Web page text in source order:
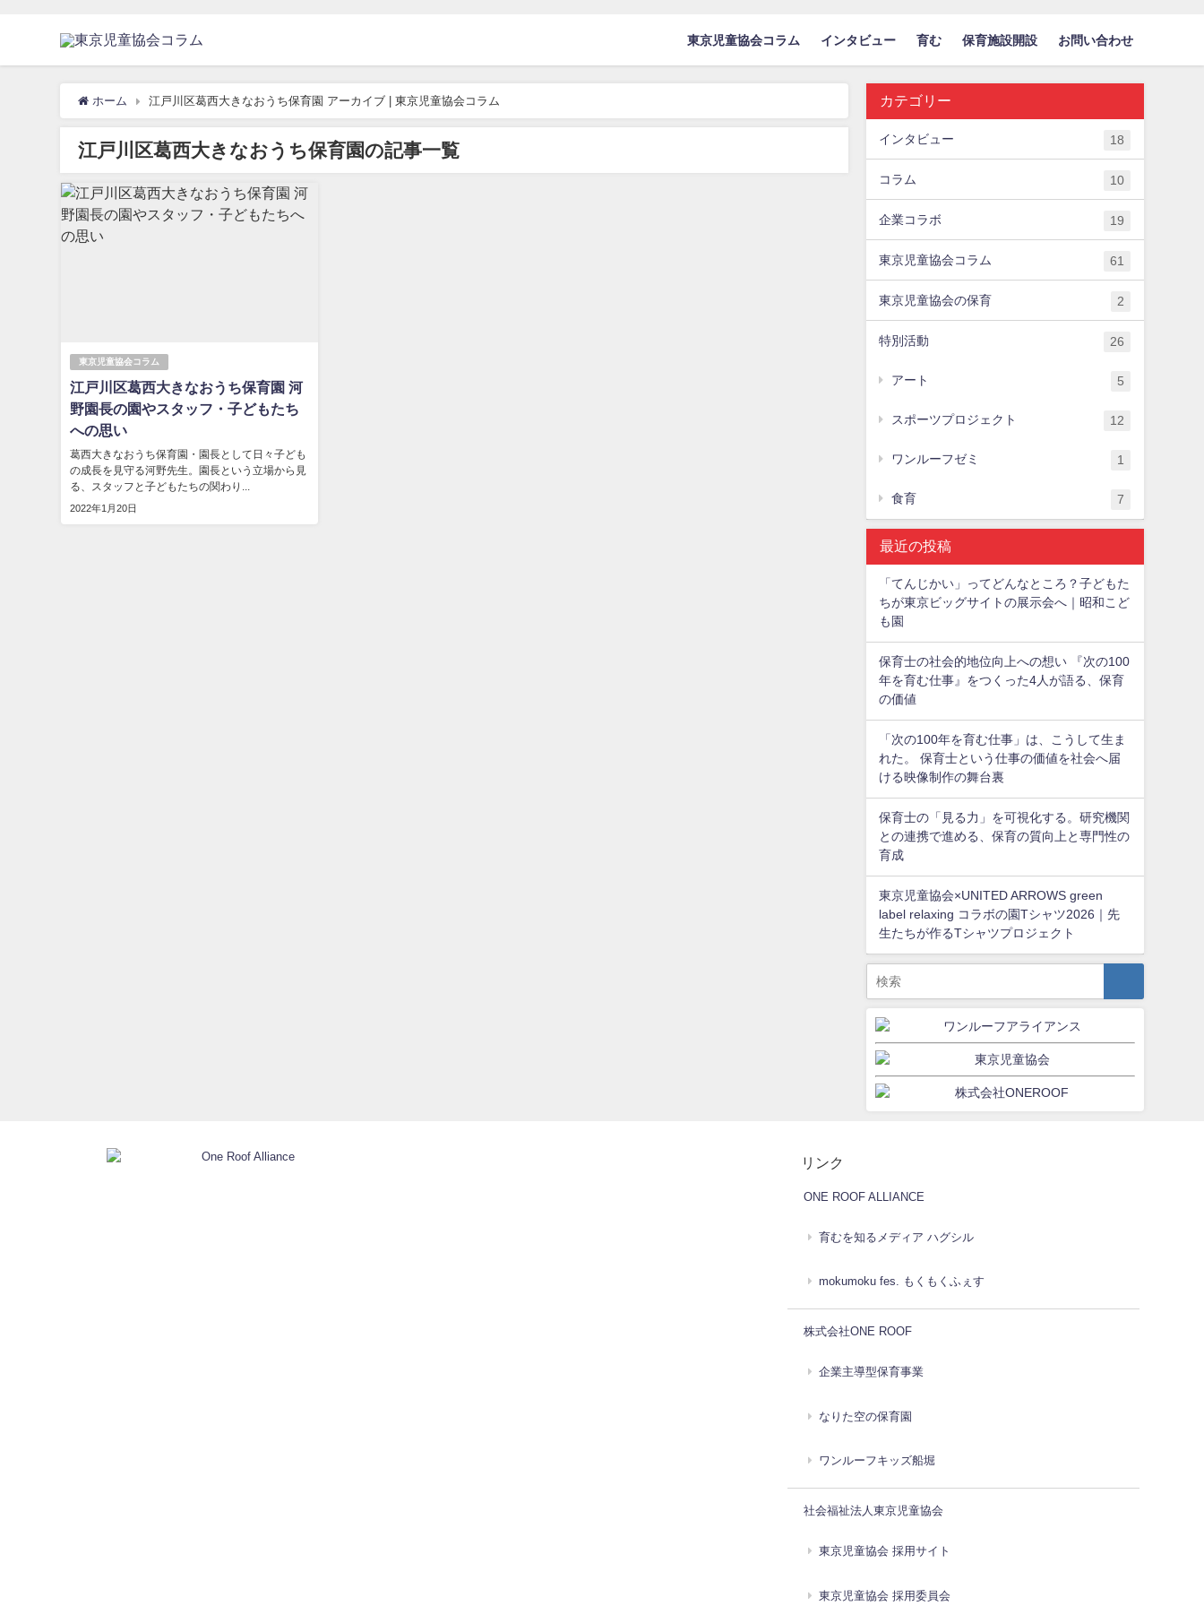
東京児童協会コラム インタビュー 育む 保育施設開設 お問い合わせ
ホーム 江戸川区葛西大きなおうち保育園 アーカイブ | 東京児童協会コラム
江戸川区葛西大きなおうち保育園の記事一覧
東京児童協会コラム
江戸川区葛西大きなおうち保育園 河
野園長の園やスタッフ・子どもたち
への思い
葛西大きなおうち保育園・園長として日々子ども
の成長を見守る河野先生。園長という立場から見
る、スタッフと子どもたちの関わり...
2022年1月20日
カテゴリー
インタビュー 18
コラム 10
企業コラボ 19
東京児童協会コラム 61
東京児童協会の保育 2
特別活動 26
アート 5
スポーツプロジェクト 12
ワンルーフゼミ 1
食育 7
最近の投稿
「てんじかい」ってどんなところ？子どもた
ちが東京ビッグサイトの展示会へ｜昭和こど
も園
保育士の社会的地位向上への想い 『次の100
年を育む仕事』をつくった4人が語る、保育
の価値
「次の100年を育む仕事」は、こうして生ま
れた。 保育士という仕事の価値を社会へ届
ける映像制作の舞台裏
保育士の「見る力」を可視化する。研究機関
との連携で進める、保育の質向上と専門性の
育成
東京児童協会×UNITED ARROWS green
label relaxing コラボの園Tシャツ2026｜先
生たちが作るTシャツプロジェクト
リンク
ONE ROOF ALLIANCE
育むを知るメディア ハグシル
mokumoku fes. もくもくふぇす
株式会社ONE ROOF
企業主導型保育事業
なりた空の保育園
ワンルーフキッズ船堀
社会福祉法人東京児童協会
東京児童協会 採用サイト
東京児童協会 採用委員会